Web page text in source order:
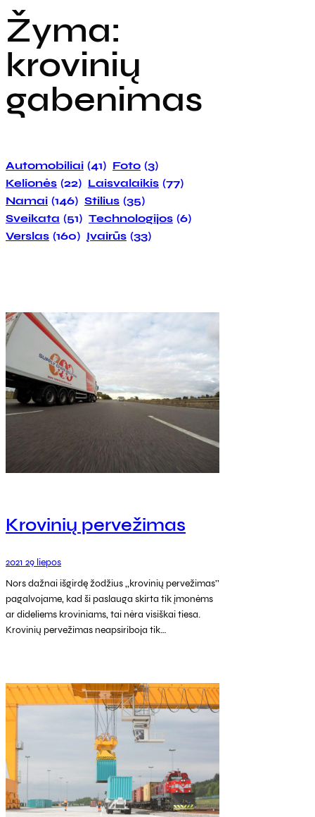
Žyma:
krovinių
gabenimas
Automobiliai (41) Foto (3)
Kelionės (22) Laisvalaikis (77)
Namai (146) Stilius (35)
Sveikata (51) Technologijos (6)
Verslas (160) Įvairūs (33)
Krovinių pervežimas
2021 29 liepos
Nors dažnai išgirdę žodžius ,,krovinių pervežimas’’
pagalvojame, kad ši paslauga skirta tik įmonėms
ar dideliems kroviniams, tai nėra visiškai tiesa.
Krovinių pervežimas neapsiriboja tik…